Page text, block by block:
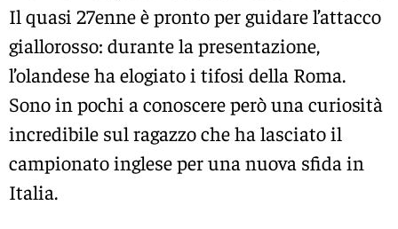
Il quasi 27enne è pronto per guidare l’attacco
giallorosso: durante la presentazione,
l’olandese ha elogiato i tifosi della Roma.
Sono in pochi a conoscere però una curiosità
incredibile sul ragazzo che ha lasciato il
campionato inglese per una nuova sfida in
Italia.